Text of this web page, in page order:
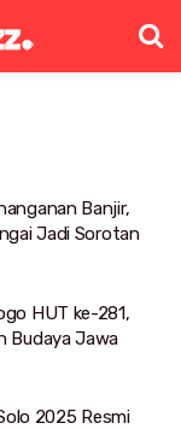
Banjir,
Jadi Sorotan
HUT ke-281,
Budaya Jawa
2025 Resmi